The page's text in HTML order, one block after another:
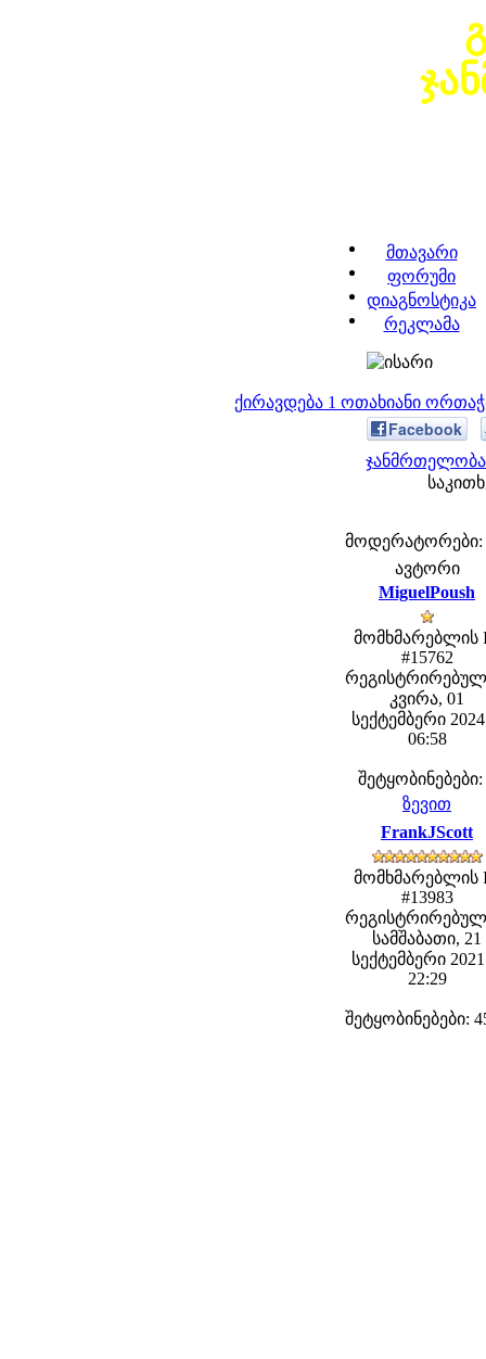
მთავარი
ფორუმი
დიაგნოსტიკა
რეკლამა
ქირავდება 1 ოთახიანი
Facebook
ჯანმრთელობა
მოდერატორები:
ავტორი
MiguelPoush
მომხმარებლის
#15762
კვირა, 01
სექტემბერი
06:58
შეტყობინებები:
ზევით
FrankJScott
მომხმარებლის
#13983
სამშაბათი, 21
სექტემბერი
22:29
შეტყობინებები: